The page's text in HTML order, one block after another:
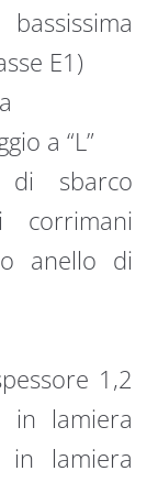
E1)
a “L”
sbarco
corrimani
anello di
1,2
in lamiera
in lamiera